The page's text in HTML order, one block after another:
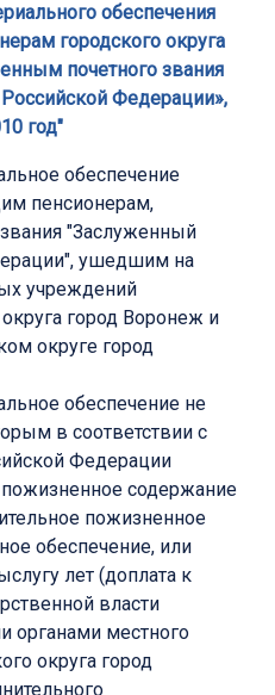
обеспечения
городского округа
почетного звания
Федерации»,
год"
обеспечение
пенсионерам,
"Заслуженный
ушедшим на
учреждений
город Воронеж и
округе город
обеспечение не
в соответствии с
Федерации
содержание
пожизненное
обеспечение, или
лет (доплата к
власти
органами местного
округа город